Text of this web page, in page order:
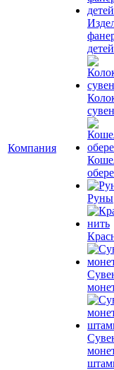
Компания
детей
Руны